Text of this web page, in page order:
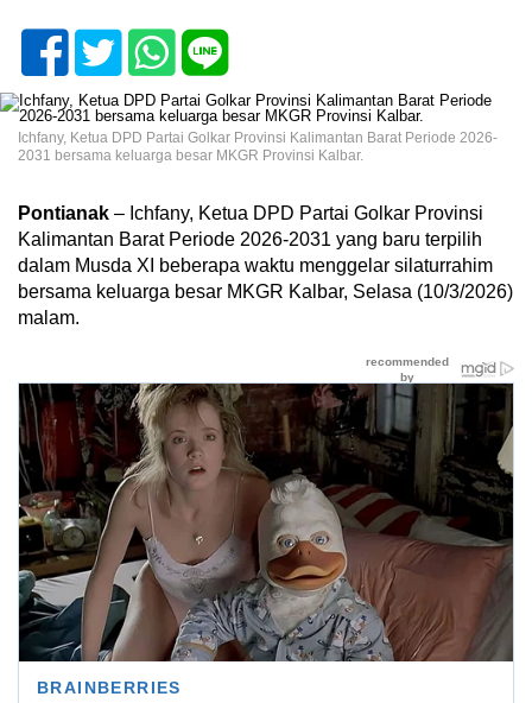
Ichfany, Ketua DPD Partai Golkar Provinsi Kalimantan Barat Periode 2026-
2031 bersama keluarga besar MKGR Provinsi Kalbar.
Pontianak – Ichfany, Ketua DPD Partai Golkar Provinsi
Kalimantan Barat Periode 2026-2031 yang baru terpilih
dalam Musda XI beberapa waktu menggelar silaturrahim
bersama keluarga besar MKGR Kalbar, Selasa (10/3/2026)
malam.